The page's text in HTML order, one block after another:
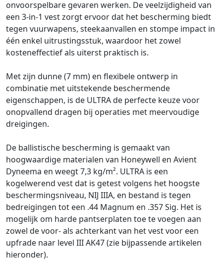
onvoorspelbare gevaren werken. De veelzijdigheid van
een 3-in-1 vest zorgt ervoor dat het bescherming biedt
tegen vuurwapens, steekaanvallen en stompe impact in
één enkel uitrustingsstuk, waardoor het zowel
kosteneffectief als uiterst praktisch is.
Met zijn dunne (7 mm) en flexibele ontwerp in
combinatie met uitstekende beschermende
eigenschappen, is de ULTRA de perfecte keuze voor
onopvallend dragen bij operaties met meervoudige
dreigingen.
De ballistische bescherming is gemaakt van
hoogwaardige materialen van Honeywell en Avient
Dyneema en weegt 7,3 kg/m². ULTRA is een
kogelwerend vest dat is getest volgens het hoogste
beschermingsniveau, NIJ IIIA, en bestand is tegen
bedreigingen tot een .44 Magnum en .357 Sig. Het is
mogelijk om harde pantserplaten toe te voegen aan
zowel de voor- als achterkant van het vest voor een
upfrade naar level III AK47 (zie bijpassende artikelen
hieronder).